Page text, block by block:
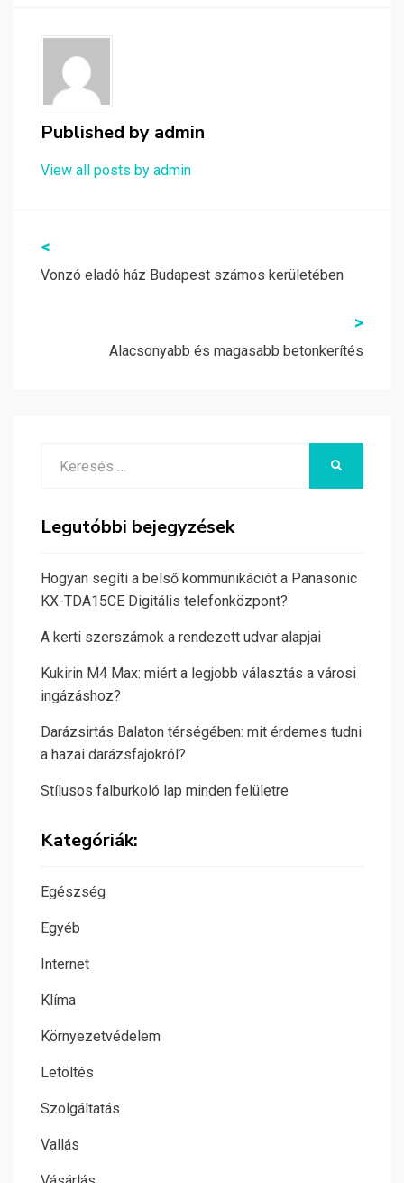
Published by admin
View all posts by admin
Bejegyzés
navigáció
<
Vonzó eladó ház Budapest számos kerületében
>
Alacsonyabb és magasabb betonkerítés
Legutóbbi bejegyzések
Hogyan segíti a belső kommunikációt a Panasonic
KX-TDA15CE Digitális telefonközpont?
A kerti szerszámok a rendezett udvar alapjai
Kukirin M4 Max: miért a legjobb választás a városi
ingázáshoz?
Darázsirtás Balaton térségében: mit érdemes tudni
a hazai darázsfajokról?
Stílusos falburkoló lap minden felületre
Kategóriák:
Egészség
Egyéb
Internet
Klíma
Környezetvédelem
Letöltés
Szolgáltatás
Vallás